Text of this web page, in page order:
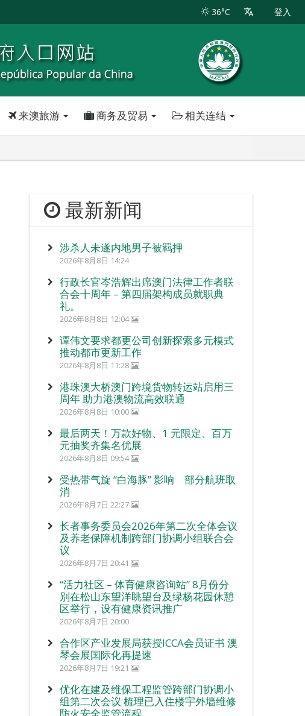
36°C 登入
来澳旅游 商务及贸易 相关连结
最新新闻
涉杀人未遂内地男子被羁押
2026年8月8日 14:24
行政长官岑浩辉出席澳门法律工作者联
合会十周年 – 第四届架构成员就职典
礼。
2026年8月8日 12:04
谭伟文要求都更公司创新探索多元模式
推动都市更新工作
2026年8月8日 11:28
港珠澳大桥澳门跨境货物转运站启用三
周年 助力港澳物流高效联通
2026年8月8日 10:00
最后两天！万款好物、1 元限定、百万
元抽奖齐集名优展
2026年8月8日 09:54
受热带气旋 “白海豚” 影响 部分航班取
消
2026年8月7日 22:27
长者事务委员会2026年第二次全体会议
及养老保障机制跨部门协调小组联合会
议
2026年8月7日 20:41
“活力社区 – 体育健康咨询站” 8月份分
别在松山东望洋眺望台及绿杨花园休憩
区举行，设有健康资讯推广
2026年8月7日 20:00
合作区产业发展局获授ICCA会员证书 澳
琴会展国际化再提速
2026年8月7日 19:21
优化在建及维保工程监管跨部门协调小
组第二次会议 梳理已入住楼宇外墙维修